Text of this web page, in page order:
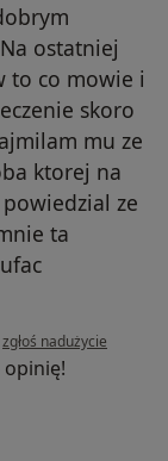
ostatniej
to co mowie i
skoro
mu ze
ktorej na
ze
ta
w opinii użytkownika lc
zgłoś nadużycie
opinię!